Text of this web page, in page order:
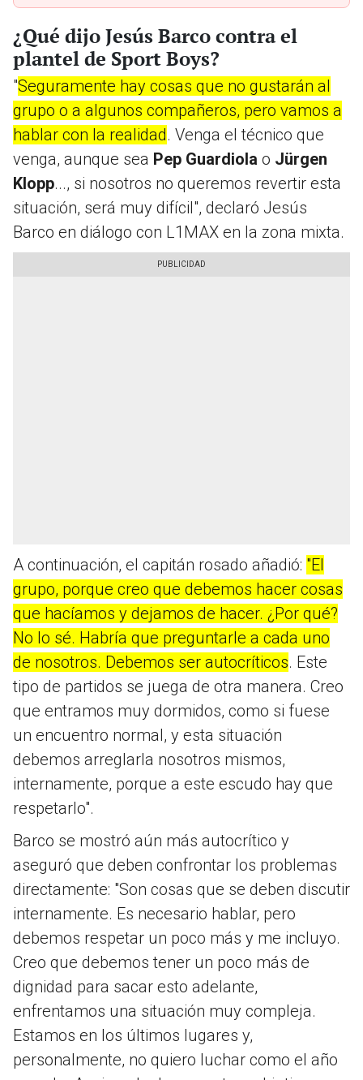
¿Qué dijo Jesús Barco contra el
plantel de Sport Boys?
"Seguramente hay cosas que no gustarán al
grupo o a algunos compañeros, pero vamos a
hablar con la realidad. Venga el técnico que
venga, aunque sea Pep Guardiola o Jürgen
Klopp..., si nosotros no queremos revertir esta
situación, será muy difícil", declaró Jesús
Barco en diálogo con L1MAX en la zona mixta.
A continuación, el capitán rosado añadió: "El
grupo, porque creo que debemos hacer cosas
que hacíamos y dejamos de hacer. ¿Por qué?
No lo sé. Habría que preguntarle a cada uno
de nosotros. Debemos ser autocríticos. Este
tipo de partidos se juega de otra manera. Creo
que entramos muy dormidos, como si fuese
un encuentro normal, y esta situación
debemos arreglarla nosotros mismos,
internamente, porque a este escudo hay que
respetarlo".
Barco se mostró aún más autocrítico y
aseguró que deben confrontar los problemas
directamente: "Son cosas que se deben discutir
internamente. Es necesario hablar, pero
debemos respetar un poco más y me incluyo.
Creo que debemos tener un poco más de
dignidad para sacar esto adelante,
enfrentamos una situación muy compleja.
Estamos en los últimos lugares y,
personalmente, no quiero luchar como el año